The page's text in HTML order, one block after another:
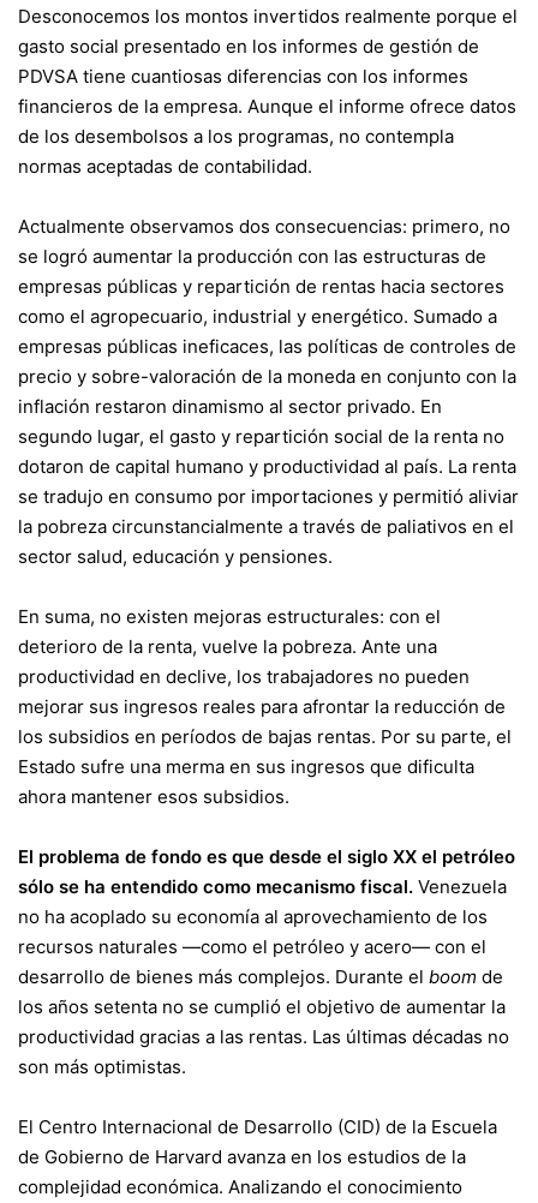
Desconocemos los montos invertidos realmente porque el
gasto social presentado en los informes de gestión de
PDVSA tiene cuantiosas diferencias con los informes
financieros de la empresa. Aunque el informe ofrece datos
de los desembolsos a los programas, no contempla
normas aceptadas de contabilidad.
Actualmente observamos dos consecuencias: primero, no
se logró aumentar la producción con las estructuras de
empresas públicas y repartición de rentas hacia sectores
como el agropecuario, industrial y energético. Sumado a
empresas públicas ineficaces, las políticas de controles de
precio y sobre-valoración de la moneda en conjunto con la
inflación restaron dinamismo al sector privado. En
segundo lugar, el gasto y repartición social de la renta no
dotaron de capital humano y productividad al país. La renta
se tradujo en consumo por importaciones y permitió aliviar
la pobreza circunstancialmente a través de paliativos en el
sector salud, educación y pensiones.
En suma, no existen mejoras estructurales: con el
deterioro de la renta, vuelve la pobreza. Ante una
productividad en declive, los trabajadores no pueden
mejorar sus ingresos reales para afrontar la reducción de
los subsidios en períodos de bajas rentas. Por su parte, el
Estado sufre una merma en sus ingresos que dificulta
ahora mantener esos subsidios.
El problema de fondo es que desde el siglo XX el petróleo
sólo se ha entendido como mecanismo fiscal. Venezuela
no ha acoplado su economía al aprovechamiento de los
recursos naturales —como el petróleo y acero— con el
desarrollo de bienes más complejos. Durante el boom de
los años setenta no se cumplió el objetivo de aumentar la
productividad gracias a las rentas. Las últimas décadas no
son más optimistas.
El Centro Internacional de Desarrollo (CID) de la Escuela
de Gobierno de Harvard avanza en los estudios de la
complejidad económica. Analizando el conocimiento